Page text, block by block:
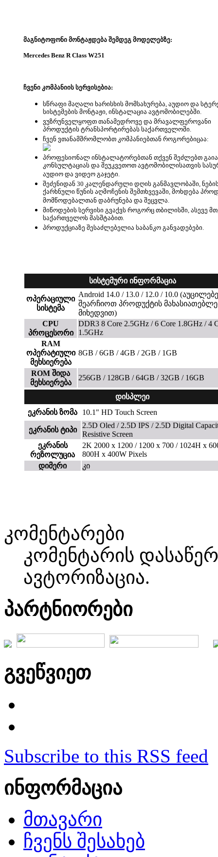
მაგნიტოფონი მონტაჟდება შემდეგ მოდელებზე:
Mercedes Benz R Class W251
ჩვენი კომპანიის სერვისებია:
სწრაფი მაღალი ხარისხის მომსახურება, აუდიო და
სისტემების მონტაჟი, ინსტალაცია ავტომობილებში.
ვუზრუნველყოფთ თანამედროვე და მრავალფეროვანი
პროდუქტის ტრანსპორტირებას საქართველოში.
ჩვენ ვთანამშრომლობთ კომპანიებთან როგორებიცაა:
პროფესიონალ ინსტალატორებთან თქვენ შეძლებთ
კონსულტაციას და შეუკვეთოთ ავტომობილისათვის
აუდიო და ვიდეო გაჯეტი.
შეძენიდან 30 კალენდარული დღის განმავლობაში,
ქარხნული წუნის აღმოჩენის შემთხვევაში, მოხდება
მომწოდებალთან დაბრუნება და შეცვლა.
მიწოდების სერვისი გვაქვს როგორც თბილისში, ასევე
საქართველოს მასშტაბით.
პროდუქციაზე შესაძლებელია საბანკო განვადებები.
სისტემური ინფორმაცია
ოპერაციული
სისტემა
Android 14.0 / 13.0 / 12.0 / 10.0
შეარჩიოთ პროდუქტის
მიხედვით)
CPU
პროცესორი
DDR3 8 Core 2.5GHz / 6 Core 1.8GHz / 4
1.5GHz
RAM
ოპერატიული
მეხსიერება
8GB / 6GB / 4GB / 2GB / 1GB
ROM შიდა
მეხსიერება
256GB / 128GB / 64GB / 32GB / 16GB
დისპლეი
ეკრანის ზომა
10.1" HD Touch Screen
ეკრანის ტიპი
2.5D Oled / 2.5D IPS / 2.5D Digital
Resistive Screen
ეკრანის
რეზოლუცია
2K 2000 x 1200 / 1200 x 700 / 1024H x
800H x 400W Pixels
დიმერი
კი
კომენტარები
კომენტარის
ავტორიზაცია.
პარტნიორები
გვეწვიეთ
Subscribe to this RSS feed
ინფორმაცია
მთავარი
ჩვენს შესახებ